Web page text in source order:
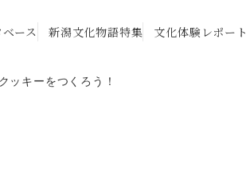
ース 新潟文化物語特集 文化体験レポート
ッキーをつくろう！